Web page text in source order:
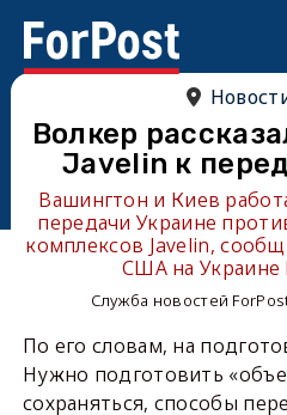
Волкер
Javelin к
Вашингтон и Киев
передачи Украине
комплексов Javelin,
США на Украине
Служба новостей
По его словам, на
Нужно подготовить
сохраняться, способы